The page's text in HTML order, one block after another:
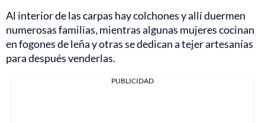
Al interior de las carpas hay colchones y allí duermen
numerosas familias, mientras algunas mujeres cocinan
en fogones de leña y otras se dedican a tejer artesanías
para después venderlas.
PUBLICIDAD